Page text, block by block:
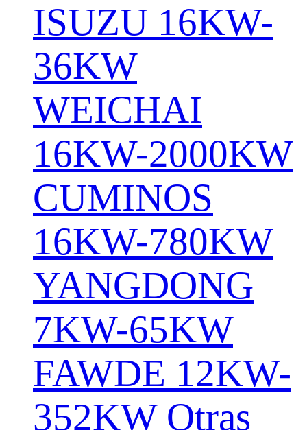
ISUZU 16KW-
36KW
WEICHAI
16KW-2000KW
CUMINOS
16KW-780KW
YANGDONG
7KW-65KW
FAWDE 12KW-
352KW Otras